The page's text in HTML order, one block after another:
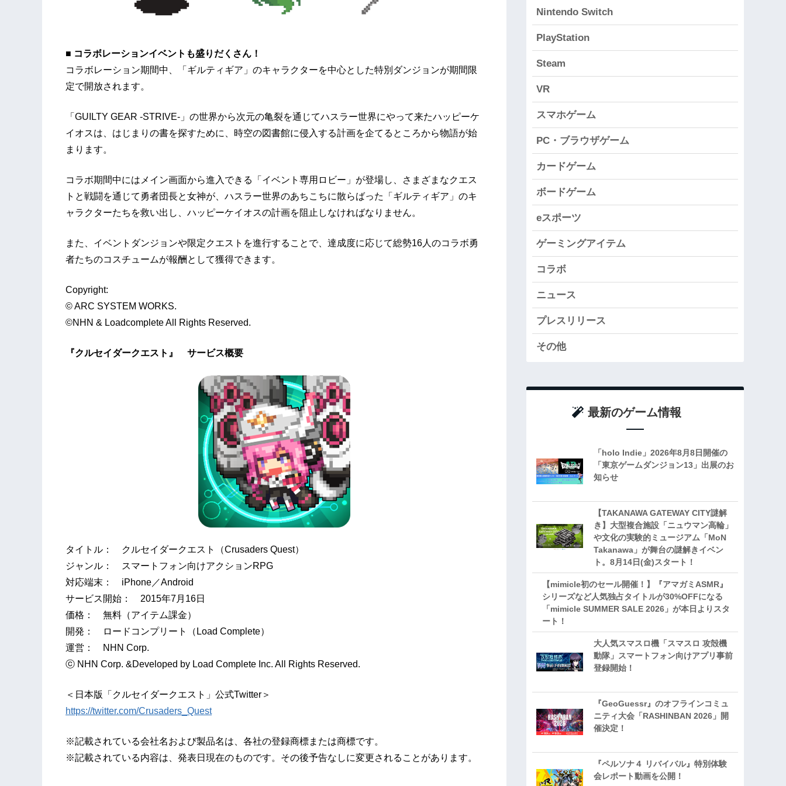
■ コラボレーションイベント も盛りだくさん ！
コラボレーション期間中、「ギルティギア」のキャラクターを中心とした特別ダンジョンが期間限
定で開放されます。
「GUILTY GEAR -STRIVE-」の世界から次元の亀裂を通じてハスラー世界にやって来たハッピーケ
イオスは、はじまりの書を探すために、時空の図書館に侵入する計画を企てるところから物語が始
まります。
コラボ期間中にはメイン画面から進入できる「イベント専用ロビー」が登場し、さまざまなクエス
トと戦闘を通じて勇者団長と女神が、ハスラー世界のあちこちに散らばった「ギルティギア」のキ
ャラクターたちを救い出し、ハッピーケイオスの計画を阻止しなければなりません。
また、イベントダンジョンや限定クエストを進行することで、達成度に応じて総勢16人のコラボ勇
者たちのコスチュームが報酬として獲得できます。
Copyright:
© ARC SYSTEM WORKS.
©NHN & Loadcomplete All Rights Reserved.
『クルセイダークエスト』 サービス概要
タイトル： クルセイダークエスト（Crusaders Quest）
ジャンル： スマートフォン向けアクションRPG
対応端末： iPhone／Android
サービス開始： 2015年7月16日
価格： 無料（アイテム課金）
開発： ロードコンプリート（Load Complete）
運営： NHN Corp.
ⓒ NHN Corp. &Developed by Load Complete Inc. All Rights Reserved.
＜日本版「クルセイダークエスト」公式Twitter＞
https://twitter.com/Crusaders_Quest
※記載されている会社名および製品名は、各社の登録商標または商標です。
※記載されている内容は、発表日現在のものです。その後予告なしに変更されることがあります。
Nintendo Switch
PlayStation
Steam
VR
スマホゲーム
PC・ブラウザゲーム
カードゲーム
ボードゲーム
eスポーツ
ゲーミングアイテム
コラボ
ニュース
プレスリリース
その他
最新のゲーム情報
「holo Indie」2026年8月8日開催の
「東京ゲームダンジョン13」出展のお
知らせ
【TAKANAWA GATEWAY CITY謎解
き】大型複合施設「ニュウマン高輪」
や文化の実験的ミュージアム「MoN
Takanawa」が舞台の謎解きイベン
ト。8月14日(金)スタート！
【mimicle初のセール開催！】『アマガミASMR』
シリーズなど人気独占タイトルが30%OFFになる
「mimicle SUMMER SALE 2026」が本日よりスタ
ート！
大人気スマスロ機「スマスロ 攻殻機
動隊」スマートフォン向けアプリ事前
登録開始！
『GeoGuessr』のオフラインコミュ
ニティ大会「RASHINBAN 2026」開
催決定！
『ペルソナ４ リバイバル』特別体験
会レポート動画を公開！